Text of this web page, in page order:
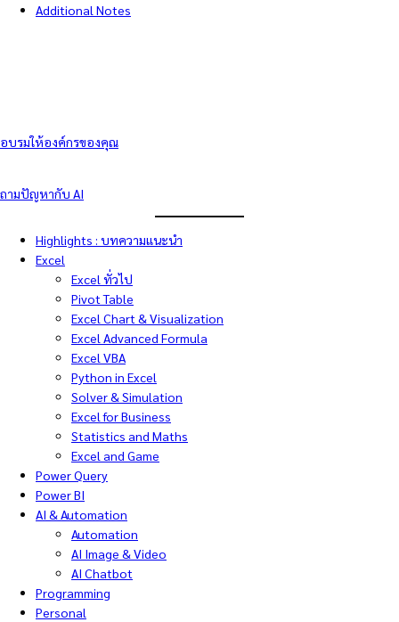
Additional Notes
อบรมให้องค์กรของคุณ
ถามปัญหากับ AI
Highlights : บทความแนะนำ
Excel
Excel ทั่วไป
Pivot Table
Excel Chart & Visualization
Excel Advanced Formula
Excel VBA
Python in Excel
Solver & Simulation
Excel for Business
Statistics and Maths
Excel and Game
Power Query
Power BI
AI & Automation
Automation
AI Image & Video
AI Chatbot
Programming
Personal